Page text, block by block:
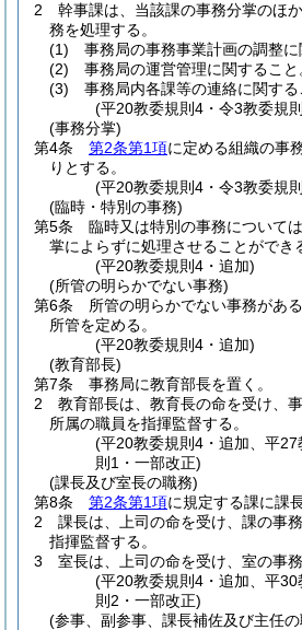
2
幹事課は、当該課の事務分掌のほか
務を処理する。
(1)
事務局の事務事業計画の調整に
(2)
事務局の運営管理に関すること
(3)
事務局内各課等の連絡に関する
(平20教委規則4・令3教委規
(事務分掌)
第4条
第2条第1項に定める組織の事
りとする。
(平20教委規則4・令3教委規
(臨時・特別の事務)
第5条
臨時又は特別の事務については
掌によらずに処理させることができ
(平20教委規則4・追加)
(所管の明らかでない事務)
第6条
所管の明らかでない事務があ
所管を定める。
(平20教委規則4・追加)
(教育部長)
第7条
事務局に教育部長を置く。
2
教育部長は、教育長の命を受け、
所属の職員を指揮監督する。
(平20教委規則4・追加、平
則1・一部改正)
(課長及び室長の職務)
第8条
第2条第1項に規定する課に課
2
課長は、上司の命を受け、課の事
指揮監督する。
3
室長は、上司の命を受け、室の事務
(平20教委規則4・追加、平
則2・一部改正)
(参事、副参事、課長補佐及び主任